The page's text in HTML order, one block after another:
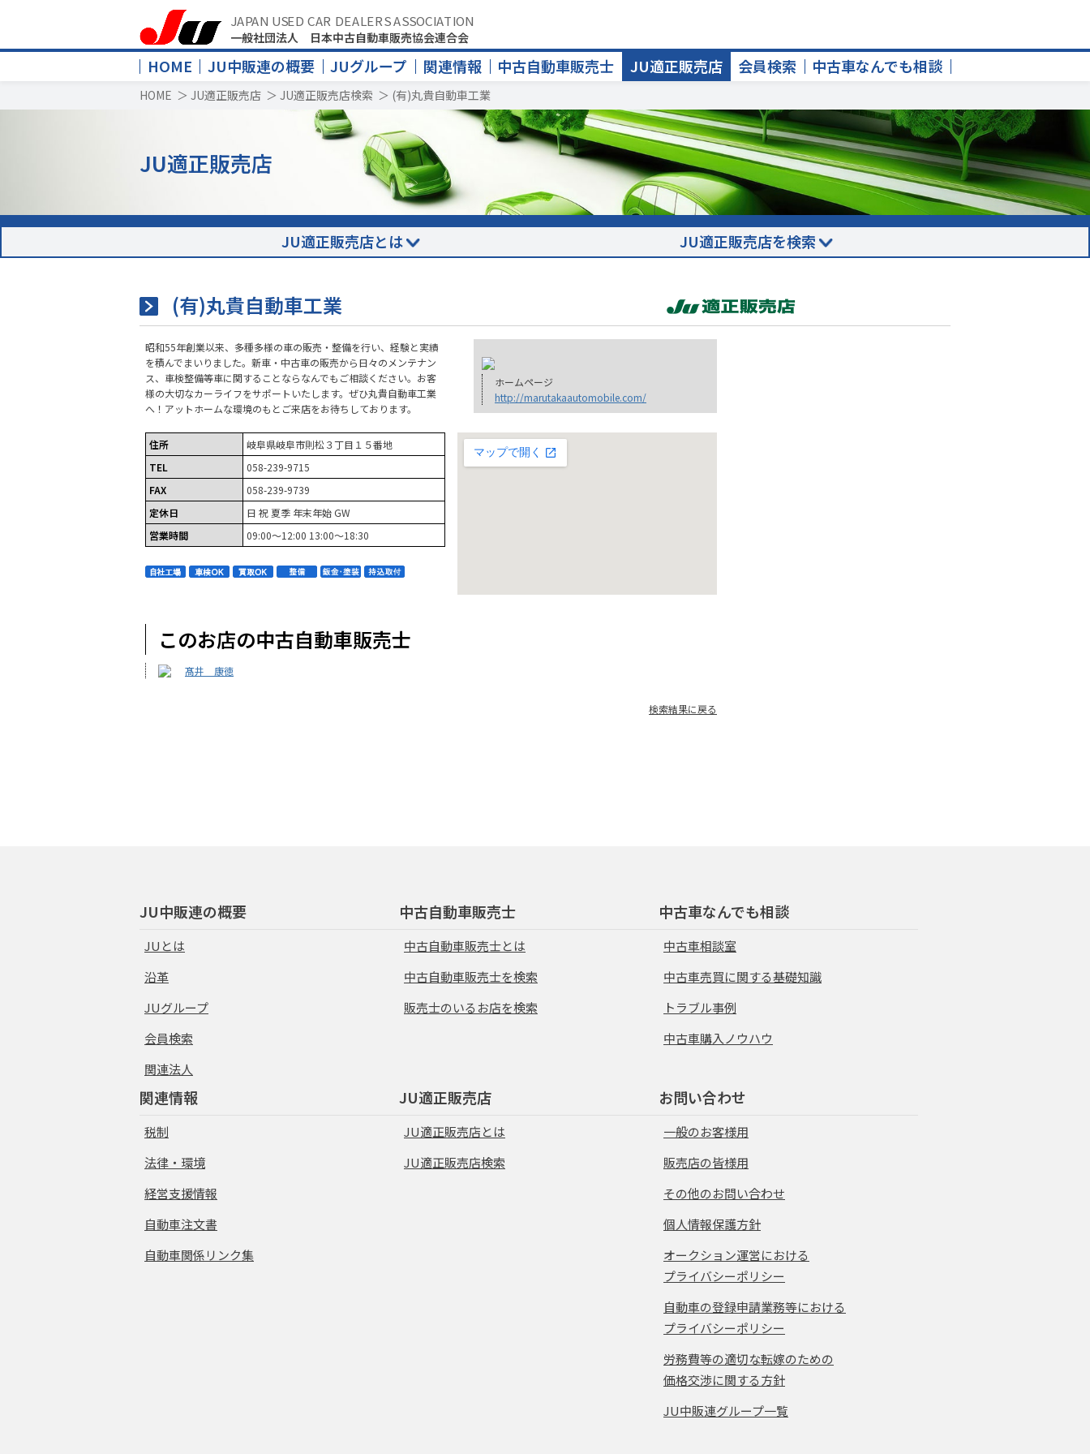
JAPAN USED CAR DEALERS ASSOCIATION
一般社団法人 日本中古自動車販売協会連合会
HOME JU中販連の概要 JUグループ 関連情報 中古自動車販売士 JU適正販売店 会員検索 中古車なんでも相談
HOME ＞ JU適正販売店 ＞ JU適正販売店検索 ＞ (有)丸貴自動車工業
JU適正販売店
JU適正販売店とは JU適正販売店を検索
(有)丸貴自動車工業
昭和55年創業以来、多種多様の車の販売・整備を行い、経験と実績
を積んでまいりました。新車・中古車の販売から日々のメンテナン
ス、車検整備等車に関することならなんでもご相談ください。お客
様の大切なカーライフをサポートいたします。ぜひ丸貴自動車工業
へ！アットホームな環境のもとご来店をお待ちしております。
ホームページ
http://marutakaautomobile.com/
住所
岐阜県岐阜市則松３丁目１５番地
TEL
058-239-9715
FAX
058-239-9739
定休日
日 祝 夏季 年末年始 GW
営業時間
09:00～12:00 13:00～18:30
このお店の中古自動車販売士
髙井 康徳
検索結果に戻る
JU中販連の概要
JUとは
沿革
JUグループ
会員検索
関連法人
中古自動車販売士
中古自動車販売士とは
中古自動車販売士を検索
販売士のいるお店を検索
中古車なんでも相談
中古車相談室
中古車売買に関する基礎知識
トラブル事例
中古車購入ノウハウ
関連情報
税制
法律・環境
経営支援情報
自動車注文書
自動車関係リンク集
JU適正販売店
JU適正販売店とは
JU適正販売店検索
お問い合わせ
一般のお客様用
販売店の皆様用
その他のお問い合わせ
個人情報保護方針
オークション運営における
プライバシーポリシー
自動車の登録申請業務等における
プライバシーポリシー
労務費等の適切な転嫁のための
価格交渉に関する方針
JU中販連グループ一覧